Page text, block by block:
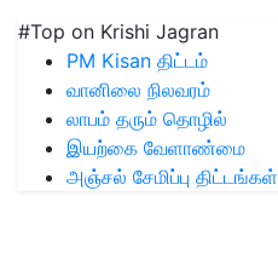
#Top on Krishi Jagran
PM Kisan திட்டம்
வானிலை நிலவரம்
லாபம் தரும் தொழில்
இயற்கை வேளாண்மை
அஞ்சல் சேமிப்பு திட்டங்கள்